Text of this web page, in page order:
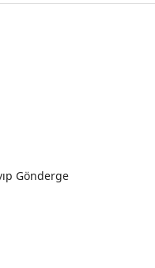
Gönderge